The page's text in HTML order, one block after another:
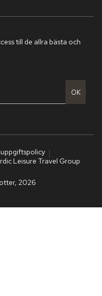
till de allra bästa och
OK
Leisure Travel Group
2026